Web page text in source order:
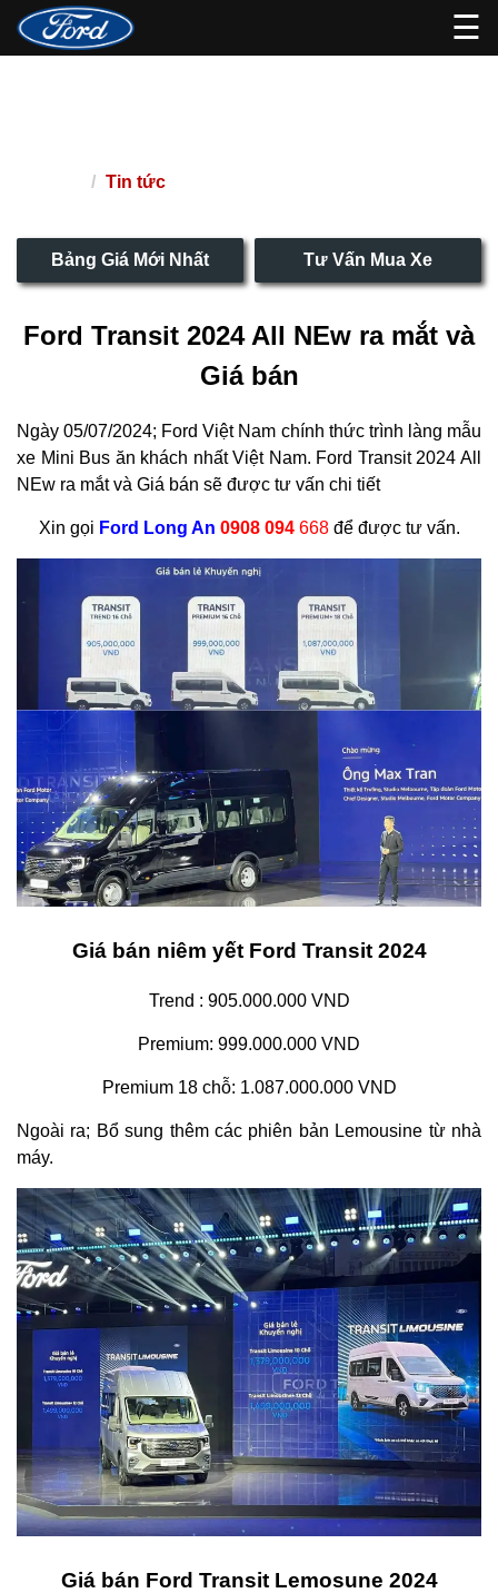
☰
Tin tức
Bảng Giá Mới Nhất Tư Vấn Mua Xe
Ford Transit 2024 All NEw ra mắt và
Giá bán
Ngày 05/07/2024; Ford Việt Nam chính thức trình làng mẫu
xe Mini Bus ăn khách nhất Việt Nam. Ford Transit 2024 All
NEw ra mắt và Giá bán sẽ được tư vấn chi tiết
Xin gọi Ford Long An 0908 094668để được tư vấn.
Giá bán niêm yết Ford Transit 2024
Trend : 905.000.000 VND
Premium: 999.000.000 VND
Premium 18 chỗ: 1.087.000.000 VND
Ngoài ra; Bổ sung thêm các phiên bản Lemousine từ nhà
máy.
Giá bán Ford Transit Lemosune 2024